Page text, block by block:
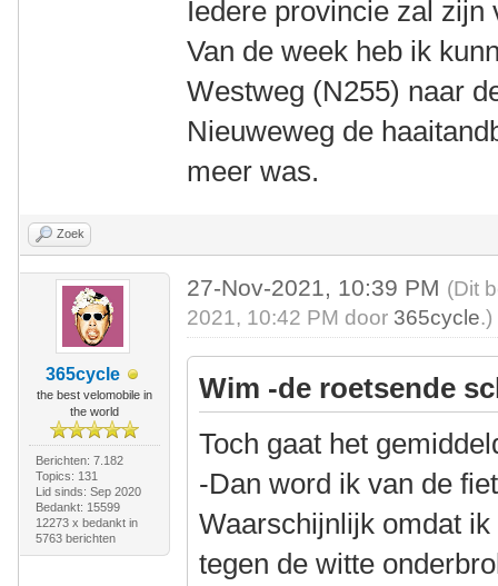
Iedere provincie zal
Van de week heb ik
Westweg (N255) naar
Nieuweweg de
meer was.
Zoek
365cycle
the best velomobile in
the world
Berichten: 7.182
Topics: 131
Lid sinds: Sep 2020
Bedankt: 15599
12273 x bedankt in
5763 berichten
27-Nov-2021, 10:39 PM (Dit
2021, 10:42 PM door 365cycle.)
Wim -de roetsende
Toch gaat het
-Dan word ik van de
Waarschijnlijk omdat
tegen de witte